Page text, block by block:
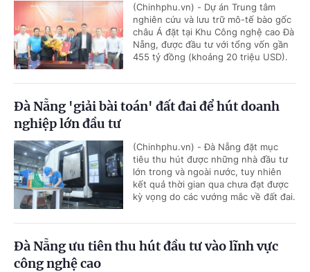
(Chinhphu.vn) - Dự án Trung tâm
nghiên cứu và lưu trữ mô-tế bào gốc
châu Á đặt tại Khu Công nghệ cao Đà
Nẵng, được đầu tư với tổng vốn gần
455 tỷ đồng (khoảng 20 triệu USD).
Đà Nẵng 'giải bài toán' đất đai để hút doanh
nghiệp lớn đầu tư
(Chinhphu.vn) - Đà Nẵng đặt mục
tiêu thu hút được những nhà đầu tư
lớn trong và ngoài nước, tuy nhiên
kết quả thời gian qua chưa đạt được
kỳ vọng do các vướng mắc về đất đai.
Đà Nẵng ưu tiên thu hút đầu tư vào lĩnh vực
công nghệ cao